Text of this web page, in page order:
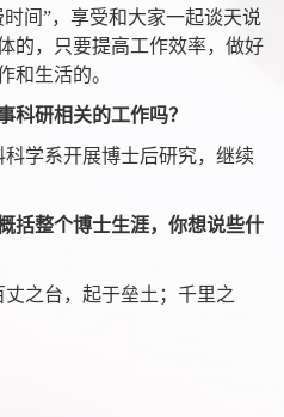
间”，享受和大家一起谈天说
的，只要提高工作效率，做好
和生活的。
科研相关的工作吗？
学系开展博士后研究，继续
括整个博士生涯，你想说些什
之台，起于垒土；千里之